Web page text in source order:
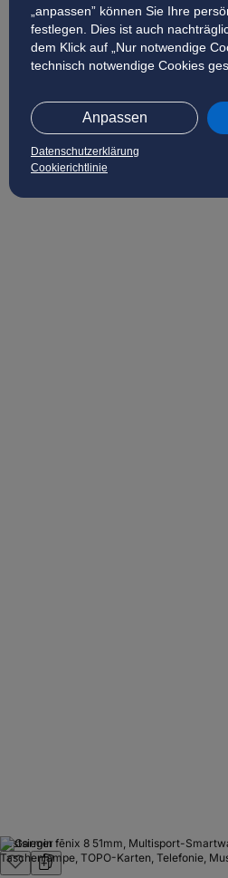
„anpassen” können Sie Ihre
festlegen. Dies ist auch
dem Klick auf „Nur notwendige
technisch notwendige Cookies
Anpassen
Datenschutzerklärung
Cookierichtlinie
Testsieger